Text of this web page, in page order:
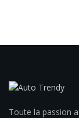
Toute la passion